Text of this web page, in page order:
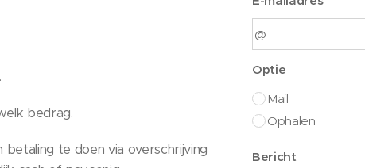
bedrag.
te doen via overschrijving
Optie
Mail
Ophalen
Bericht